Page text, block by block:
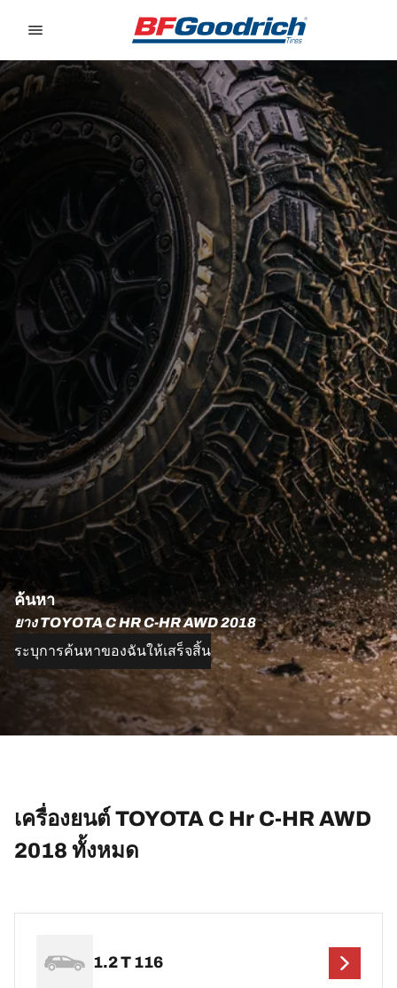
ค้นหา
ยาง TOYOTA C HR C-HR AWD 2018
ระบุการค้นหาของฉันให้เสร็จสิ้น
เครื่องยนต์ TOYOTA C Hr C-HR AWD
2018 ทั้งหมด
1.2 T 116